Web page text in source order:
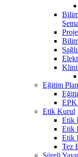
Eğitim
EPK
Etik Kurul
Etik
Etik
Etik
Tez
Süreli